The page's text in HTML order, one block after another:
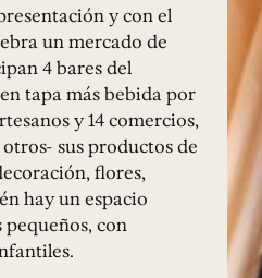
y con el
un mercado de
4 bares del
tapa más bebida por
y 14 comercios,
sus productos de
flores,
hay un espacio
con